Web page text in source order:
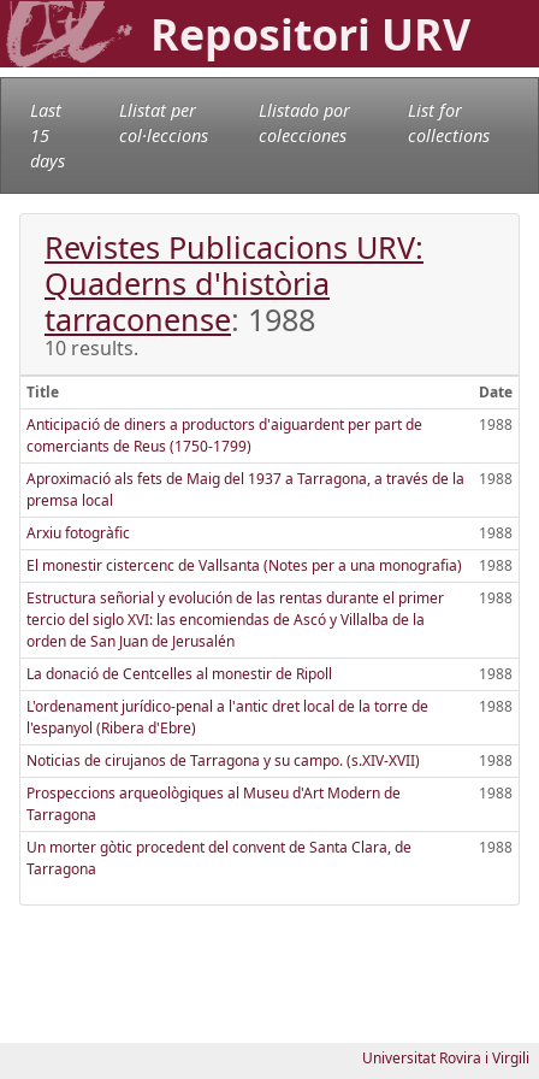
Repositori URV
Last
15
days
Llistat per
col·leccions
Llistado por
colecciones
List for
collections
Revistes Publicacions URV:
Quaderns d'història
tarraconense: 1988
10 results.
Title
Date
Anticipació de diners a productors d'aiguardent per part de
comerciants de Reus (1750-1799)
1988
Aproximació als fets de Maig del 1937 a Tarragona, a través de la
premsa local
1988
Arxiu fotogràfic
1988
El monestir cistercenc de Vallsanta (Notes per a una monografia)
1988
Estructura señorial y evolución de las rentas durante el primer
tercio del siglo XVI: las encomiendas de Ascó y Villalba de la
orden de San Juan de Jerusalén
1988
La donació de Centcelles al monestir de Ripoll
1988
L'ordenament jurídico-penal a l'antic dret local de la torre de
l'espanyol (Ribera d'Ebre)
1988
Noticias de cirujanos de Tarragona y su campo. (s.XIV-XVII)
1988
Prospeccions arqueològiques al Museu d'Art Modern de
Tarragona
1988
Un morter gòtic procedent del convent de Santa Clara, de
Tarragona
1988
Universitat Rovira i Virgili